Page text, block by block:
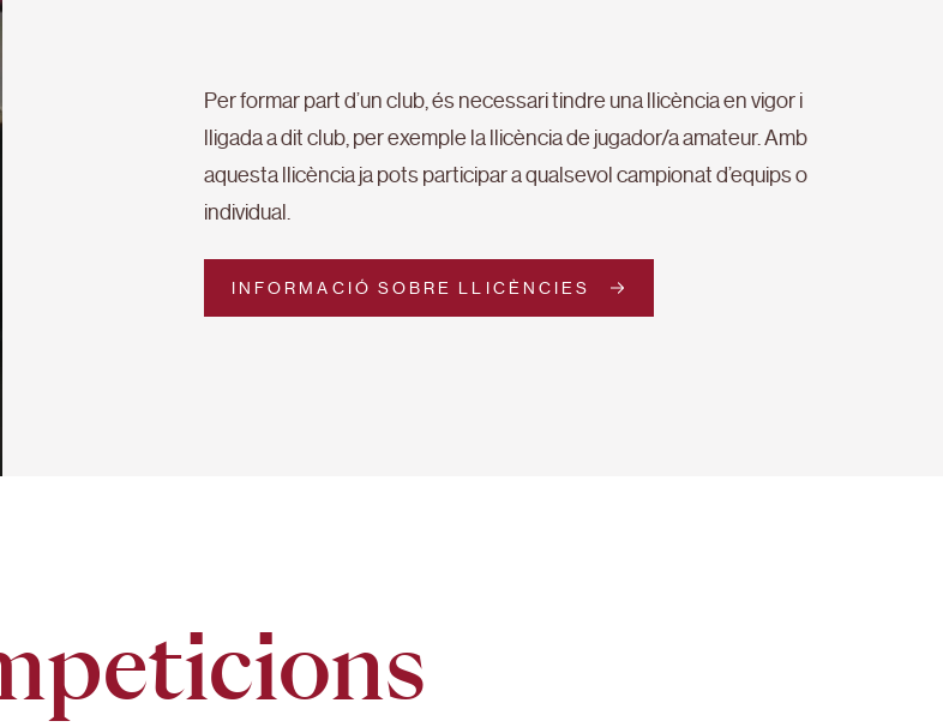
Per formar part d’un club, és necessari tindre una llicència en vigor i
lligada a dit club, per exemple la llicència de jugador/a amateur. Amb
aquesta llicència ja pots participar a qualsevol campionat d’equips o
individual.
INFORMACIÓ SOBRE LLICÈNCIES